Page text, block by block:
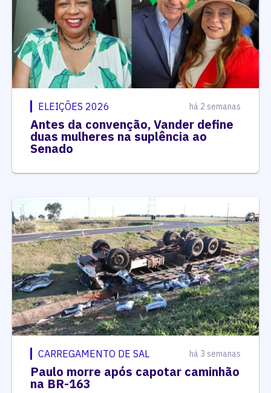
ELEIÇÕES 2026 há 2 semanas
Antes da convenção, Vander define
duas mulheres na suplência ao
Senado
CARREGAMENTO DE SAL há 3 semanas
Paulo morre após capotar caminhão
na BR-163